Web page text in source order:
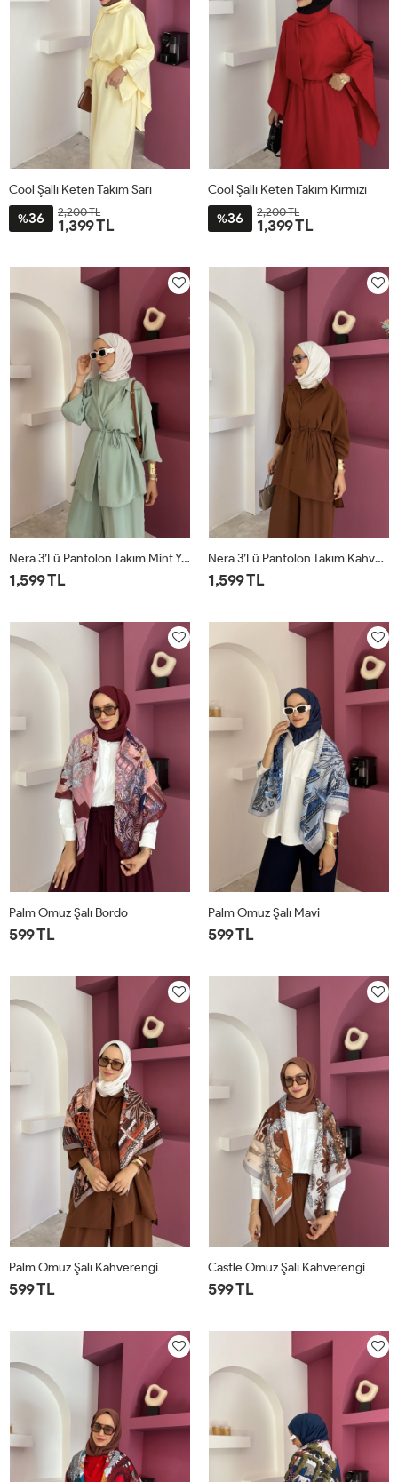
Cool Şallı Keten Takım Sarı
%36 2,200 TL
1,399 TL
Cool Şallı Keten Takım Kırmızı
%36 2,200 TL
1,399 TL
Nera 3’lü Pantolon Takım Mint Yeşili
1,599 TL
Nera 3’lü Pantolon Takım Kahverengi
1,599 TL
Palm Omuz Şalı Bordo
599 TL
Palm Omuz Şalı Mavi
599 TL
Palm Omuz Şalı Kahverengi
599 TL
Castle Omuz Şalı Kahverengi
599 TL